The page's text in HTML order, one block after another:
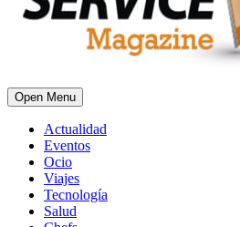
Open Menu
Actualidad
Eventos
Ocio
Viajes
Tecnología
Salud